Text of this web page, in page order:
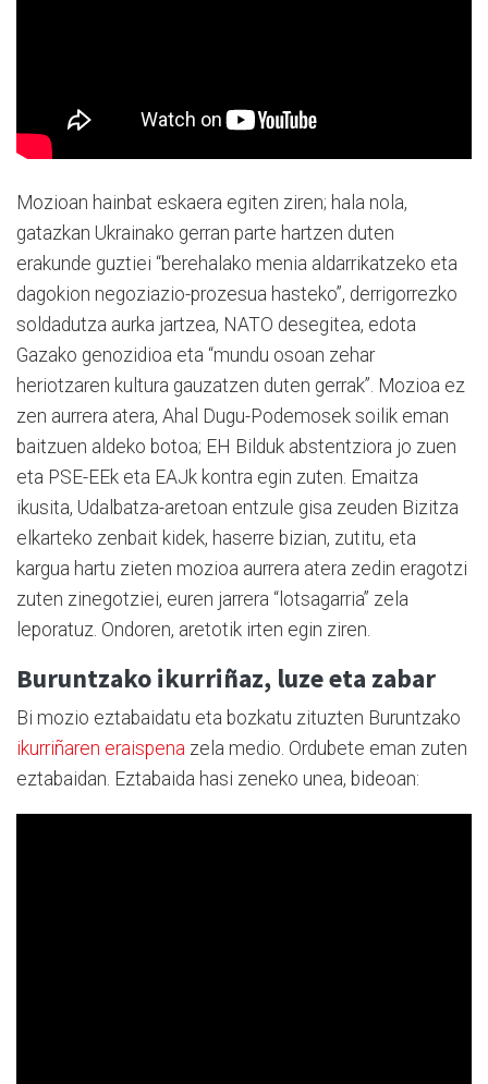
Mozioan hainbat eskaera egiten ziren; hala nola,
gatazkan Ukrainako gerran parte hartzen duten
erakunde guztiei “berehalako menia aldarrikatzeko eta
dagokion negoziazio-prozesua hasteko”, derrigorrezko
soldadutza aurka jartzea, NATO desegitea, edota
Gazako genozidioa eta “mundu osoan zehar
heriotzaren kultura gauzatzen duten gerrak”. Mozioa ez
zen aurrera atera, Ahal Dugu-Podemosek soilik eman
baitzuen aldeko botoa; EH Bilduk abstentziora jo zuen
eta PSE-EEk eta EAJk kontra egin zuten. Emaitza
ikusita, Udalbatza-aretoan entzule gisa zeuden Bizitza
elkarteko zenbait kidek, haserre bizian, zutitu, eta
kargua hartu zieten mozioa aurrera atera zedin eragotzi
zuten zinegotziei, euren jarrera “lotsagarria” zela
leporatuz. Ondoren, aretotik irten egin ziren.
Buruntzako ikurriñaz, luze eta zabar
Bi mozio eztabaidatu eta bozkatu zituzten Buruntzako
ikurriñaren eraispena zela medio. Ordubete eman zuten
eztabaidan. Eztabaida hasi zeneko unea, bideoan: